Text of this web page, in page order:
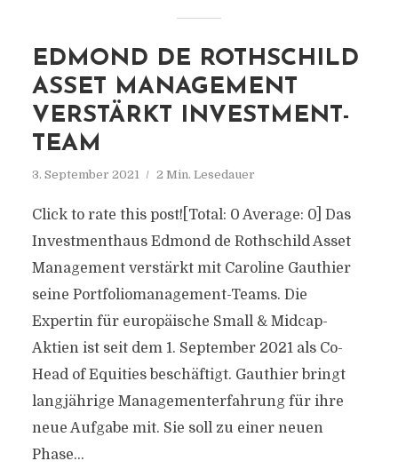
EDMOND DE ROTHSCHILD
ASSET MANAGEMENT
VERSTÄRKT INVESTMENT-
TEAM
3. September 2021 2 Min. Lesedauer
Click to rate this post![Total: 0 Average: 0] Das
Investmenthaus Edmond de Rothschild Asset
Management verstärkt mit Caroline Gauthier
seine Portfoliomanagement-Teams. Die
Expertin für europäische Small & Midcap-
Aktien ist seit dem 1. September 2021 als Co-
Head of Equities beschäftigt. Gauthier bringt
langjährige Managementerfahrung für ihre
neue Aufgabe mit. Sie soll zu einer neuen
Phase...